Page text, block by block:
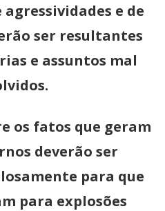
e de
ser resultantes
e assuntos mal
os fatos que geram
deverão ser
para que
para explosões